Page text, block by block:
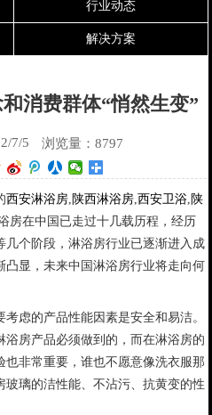
行业动态
解决方案
消费群体“悄然生变”
7/5
浏览量：8797
西安淋浴房, 陕西淋浴房,西安卫浴, 陕
房在中国已走过十几载历程，经历
个阶段，淋浴房行业已逐渐进入成
显，未来中国淋浴房行业将走向何
虑的产品性能因素是安全和易洁。
房产品必须做到的，而在淋浴房的
非常重要，谁也不愿意像洗衣服那
璃的洁性能、不沾污、抗黄变的性